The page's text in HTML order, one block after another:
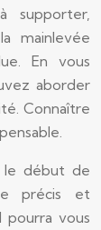
supporter,
mainlevée
En vous
aborder
Connaître
le début de
précis et
pourra vous